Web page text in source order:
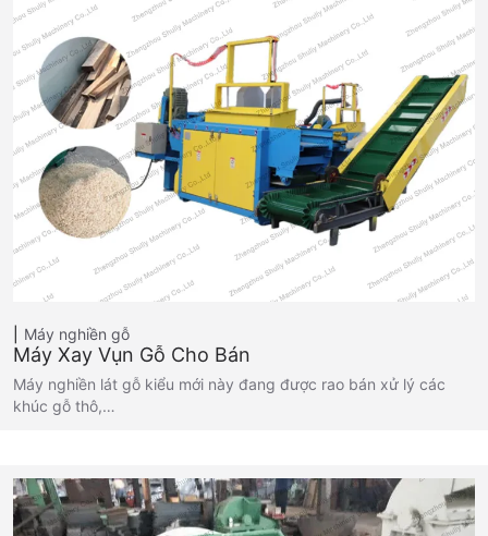
Máy nghiền gỗ
Máy Xay Vụn Gỗ Cho Bán
Máy nghiền lát gỗ kiểu mới này đang được rao bán xử lý các
khúc gỗ thô,…